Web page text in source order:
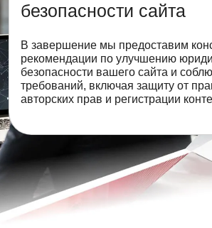
безопасности сайта
В завершение мы предоставим
рекомендации по улучшению
безопасности вашего сайта и
требований, включая защиту от
авторских прав и регистрации